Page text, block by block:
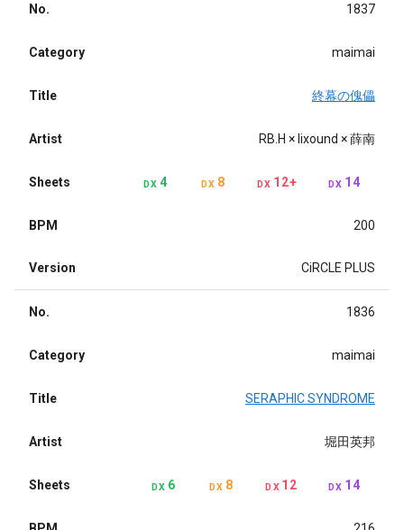
No. 1837
Category maimai
Title 終幕の傀儡
Artist RB.H × lixound × 薛南
Sheets DX 4 DX 8 DX 12+ DX 14
BPM 200
Version CiRCLE PLUS
No. 1836
Category maimai
Title SERAPHIC SYNDROME
Artist 堀田英邦
Sheets DX 6 DX 8 DX 12 DX 14